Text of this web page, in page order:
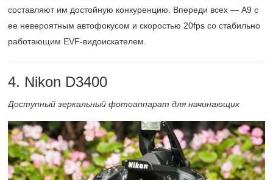
составляют им достойную конкуренцию. Впереди всех — A9 с
ее невероятным автофокусом и скоростью 20fps со стабильно
работающим EVF-видоискателем.
4. Nikon D3400
Доступный зеркальный фотоаппарат для начинающих